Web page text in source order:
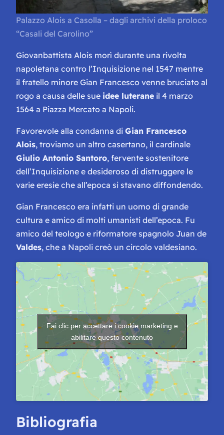
Palazzo Alois a Casolla – dagli archivi della proloco
“Casali del Carolino”
Giovanbattista Alois morì durante una rivolta
napoletana contro l’Inquisizione nel 1547 mentre
il fratello minore Gian Francesco venne bruciato al
rogo a causa delle sue idee luterane il 4 marzo
1564 a Piazza Mercato a Napoli.
Favorevole alla condanna di Gian Francesco
Alois, troviamo un altro casertano, il cardinale
Giulio Antonio Santoro, fervente sostenitore
dell’Inquisizione e desideroso di distruggere le
varie eresie che all’epoca si stavano diffondendo.
Gian Francesco era infatti un uomo di grande
cultura e amico di molti umanisti dell’epoca. Fu
amico del teologo e riformatore spagnolo Juan de
Valdes, che a Napoli creò un circolo valdesiano.
Fai clic per accettare i cookie marketing e
abilitare questo contenuto
Bibliografia